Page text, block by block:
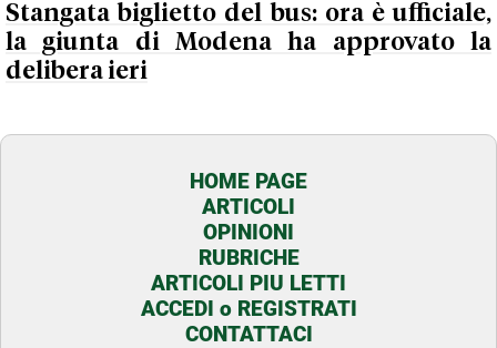
Stangata biglietto del bus: ora è ufficiale,
la giunta di Modena ha approvato la
delibera ieri
HOME PAGE
ARTICOLI
OPINIONI
RUBRICHE
ARTICOLI PIU LETTI
ACCEDI o REGISTRATI
CONTATTACI